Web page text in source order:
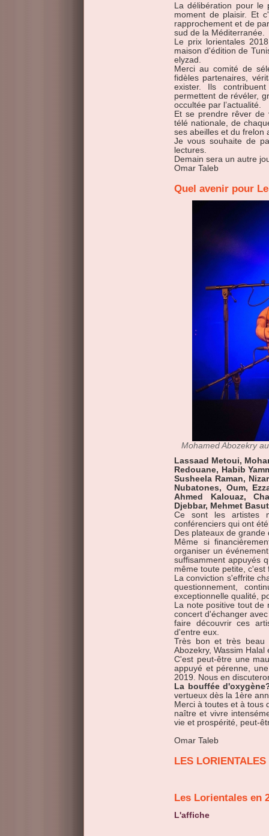
La délibération pour
moment de plaisir. Et
rapprochement et de
sud de la Méditerranée.
Le prix lorientales
maison d'édition de
elyzad.
Merci au comité de
fidèles partenaires,
exister. Ils
permettent de révéler,
occultée par l’actualité.
Et se prendre rêver de
télé nationale, de
ses abeilles et du frelon
Je vous souhaite de
lectures.
Demain sera un autre
Omar Taleb
Quel avenir pour
Mohamed Abozekry
Lassaad Metoui,
Redouane, Habib
Susheela Raman,
Nubatones, Oum,
Ahmed Kalouaz,
Djebbar, Mehmet
Ce sont les artistes
conférenciers qui ont
Des plateaux de grande
Même si
organiser un
suffisamment appuyés
même toute petite,
La conviction s'effrite
questionnement,
exceptionnelle qualité,
La note positive tout
concert d'échanger
faire découvrir ces
d'entre eux.
Très bon et très beau
Abozekry, Wassim
C'est peut-être une
appuyé et pérenne,
2019. Nous en
La bouffée
vertueux dès la 1ère
Merci à toutes et à tous
naître et vivre
vie et prospérité, peut-
Omar Taleb
LES
Les Lorientales en
L'affiche